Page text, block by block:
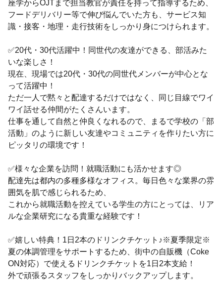
座学からOJTまで担当教官が責任を持って指導するため、
フードデリバリー等で伸び悩んでいた方も、サービス知
識・接客・地理・走行技術をしっかり身につけられます。
✅20代・30代活躍中！同世代の友達ができる、部活みた
いな楽しさ！
現在、現場では20代・30代の同世代メンバーが中心とな
って活躍中！
ただ一人で黙々と配達するだけではなく、同じ目線でワイ
ワイ話せる仲間がたくさんいます。
仕事を通して自然と仲良くなれるので、まるで学校の「部
活動」のように新しい友達やコミュニティを作りたい方に
ピッタリの環境です！
✅様々な企業を訪問！就職活動にも活かせます◎
配達先は都内の多種多様なオフィス。毎日色々な業界の雰
囲気を肌で感じられるため、
これから就職活動を控えている学生の方にとっては、リア
ルな企業研究になる貴重な経験です！
✅嬉しい特典！1日2本のドリンクチケット♪※夏季限定※
夏の体調管理をサポートするため、街中の自販機（Coke
ON対応）で使えるドリンクチケットを1日2本支給！
外で頑張るスタッフをしっかりバックアップします。